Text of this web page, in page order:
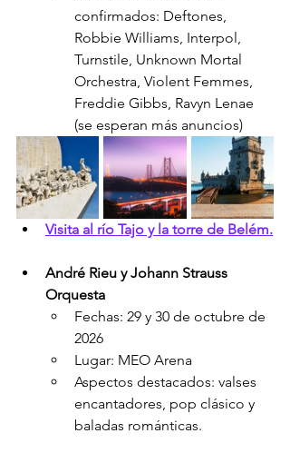
confirmados: Deftones,
Robbie Williams, Interpol,
Turnstile, Unknown Mortal
Orchestra, Violent Femmes,
Freddie Gibbs, Ravyn Lenae
(se esperan más anuncios)
Visita al río Tajo y la torre de Belém.
André Rieu y Johann Strauss
Orquesta
Fechas: 29 y 30 de octubre de
2026
Lugar: MEO Arena
Aspectos destacados: valses
encantadores, pop clásico y
baladas románticas.